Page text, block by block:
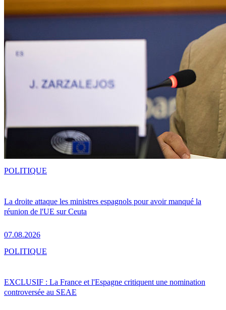
La droite attaque les ministres espagnols pour avoir manqué la
réunion de l'UE sur Ceuta
07.08.2026
POLITIQUE
EXCLUSIF : La France et l'Espagne critiquent une nomination
controversée au SEAE
POLITIQUE